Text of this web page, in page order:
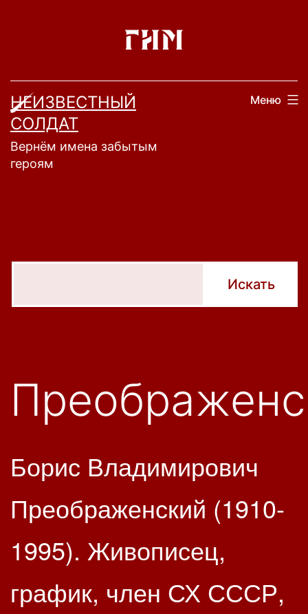
НЕИЗВЕСТНЫЙ
СОЛДАТ
Вернём имена забытым
героям
Меню
Борис Владимирович
Преображенский (1910-
1995). Живописец,
график, член СХ СССР,